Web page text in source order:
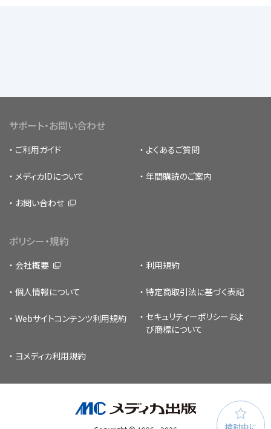
サポート・お問い合わせ
ご利用ガイド よくあるご質問
メディカIDについて 年間購読のご案内
お問い合わせ
ポリシー・規約
会社概要 利用規約
個人情報について 特定商取引法に基づく表記
Webサイトコンテンツ利用規約 セキュリティーポリシー およ
び商標について
ヨメディカ利用規約